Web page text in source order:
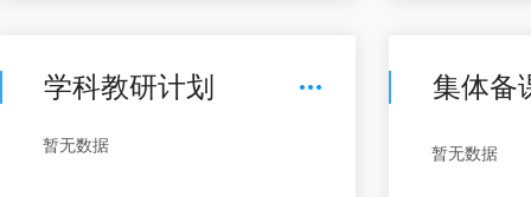
学科教研计划
暂无数据
集体备
暂无数据